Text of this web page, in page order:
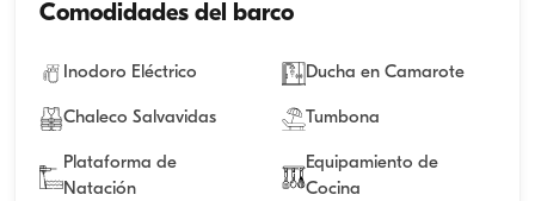
Comodidades del barco
Inodoro Eléctrico Ducha en Camarote
Chaleco Salvavidas Tumbona
Plataforma de
Natación
Equipamiento de
Cocina